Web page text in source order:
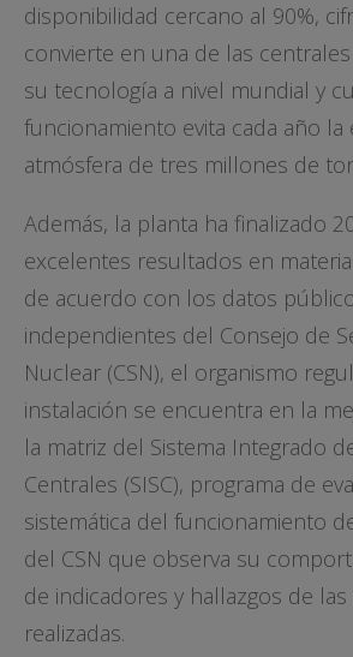
disponibilidad cercano al 90%,
convierte en una de las
su tecnología a nivel mundial y
funcionamiento evita cada año la
atmósfera de tres millones de
Además, la planta ha finalizado
excelentes resultados en
de acuerdo con los datos
independientes del Consejo de
Nuclear (CSN), el organismo
instalación se encuentra en la
la matriz del Sistema Integrado
Centrales (SISC), programa de
sistemática del funcionamiento
del CSN que observa su
de indicadores y hallazgos de
realizadas.